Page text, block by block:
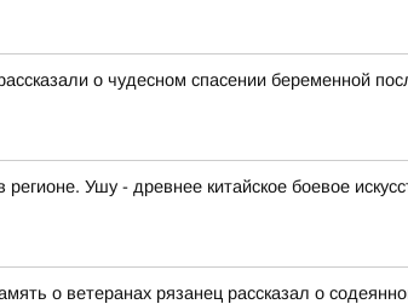
о чудесном спасении беременной
Ушу - древнее китайское боевое
о ветеранах рязанец рассказал о